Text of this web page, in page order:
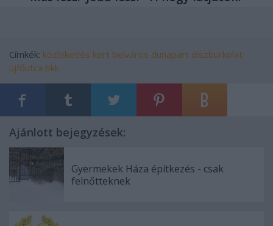
Címkék: közlekedés kert belváros dunapart díszburkolat
újfőutca bkk
Ajánlott bejegyzések:
Gyermekek Háza építkezés - csak
felnőtteknek